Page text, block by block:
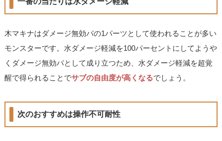
木マキナはダメージ無効パの1パーツとして使われることが多い
モンスターです。水ダメージ軽減を100パーセントにしてようや
くダメージ無効パとして成り立つため、水ダメージ軽減を超覚
醒で得られることでサブの自由度が高くなるでしょう。
次のおすすめは操作不可耐性